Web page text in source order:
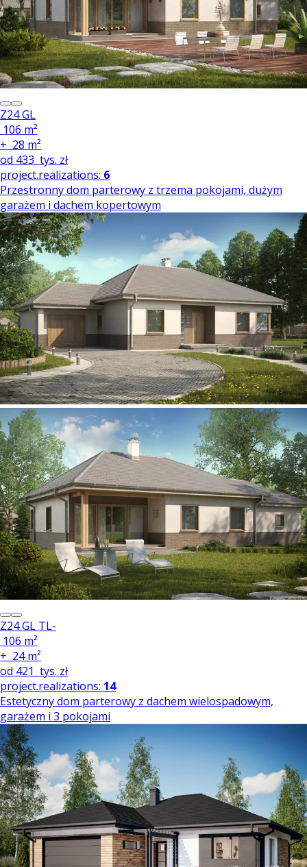
Z24 GL
106 m²
+ 28 m²
od 433 tys. zł
project.realizations: 6
Przestronny dom parterowy z trzema pokojami, dużym
garażem i dachem kopertowym
Z24 GL TL-
106 m²
+ 24 m²
od 421 tys. zł
project.realizations: 14
Estetyczny dom parterowy z dachem wielospadowym,
garażem i 3 pokojami